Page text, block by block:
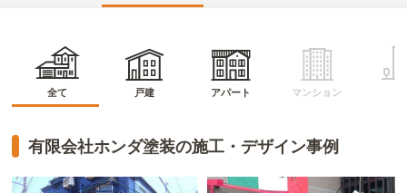
全て 戸建 アパート マンション
有限会社ホンダ塗装の施工・デザイン事例